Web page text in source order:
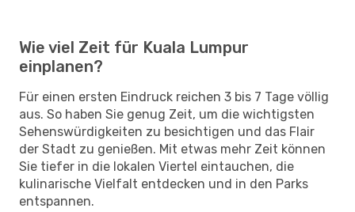
Wie viel Zeit für Kuala Lumpur
einplanen?
Für einen ersten Eindruck reichen 3 bis 7 Tage völlig
aus. So haben Sie genug Zeit, um die wichtigsten
Sehenswürdigkeiten zu besichtigen und das Flair
der Stadt zu genießen. Mit etwas mehr Zeit können
Sie tiefer in die lokalen Viertel eintauchen, die
kulinarische Vielfalt entdecken und in den Parks
entspannen.